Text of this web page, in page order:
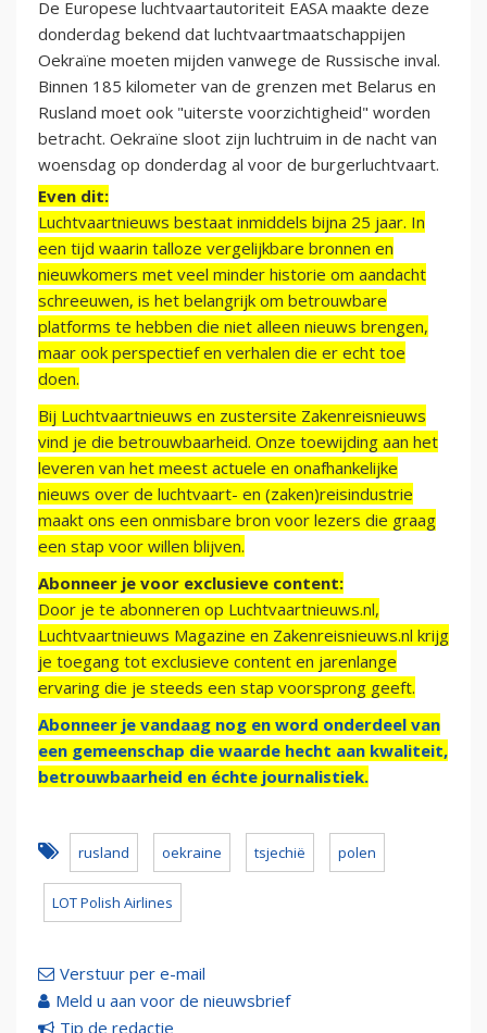
De Europese luchtvaartautoriteit EASA maakte deze
donderdag bekend dat luchtvaartmaatschappijen
Oekraïne moeten mijden vanwege de Russische inval.
Binnen 185 kilometer van de grenzen met Belarus en
Rusland moet ook "uiterste voorzichtigheid" worden
betracht. Oekraïne sloot zijn luchtruim in de nacht van
woensdag op donderdag al voor de burgerluchtvaart.
Even dit:
Luchtvaartnieuws bestaat inmiddels bijna 25 jaar. In
een tijd waarin talloze vergelijkbare bronnen en
nieuwkomers met veel minder historie om aandacht
schreeuwen, is het belangrijk om betrouwbare
platforms te hebben die niet alleen nieuws brengen,
maar ook perspectief en verhalen die er echt toe
doen.
Bij Luchtvaartnieuws en zustersite Zakenreisnieuws
vind je die betrouwbaarheid. Onze toewijding aan het
leveren van het meest actuele en onafhankelijke
nieuws over de luchtvaart- en (zaken)reisindustrie
maakt ons een onmisbare bron voor lezers die graag
een stap voor willen blijven.
Abonneer je voor exclusieve content:
Door je te abonneren op Luchtvaartnieuws.nl,
Luchtvaartnieuws Magazine en Zakenreisnieuws.nl krijg
je toegang tot exclusieve content en jarenlange
ervaring die je steeds een stap voorsprong geeft.
Abonneer je vandaag nog en word onderdeel van
een gemeenschap die waarde hecht aan kwaliteit,
betrouwbaarheid en échte journalistiek.
rusland oekraine tsjechië polen
LOT Polish Airlines
Verstuur per e-mail
Meld u aan voor de nieuwsbrief
Tip de redactie